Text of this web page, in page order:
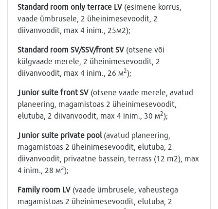
Standard room only terrace LV (esimene korrus,
vaade ümbrusele, 2 üheinimesevoodit, 2
diivanvoodit, max 4 inim., 25м2);
Standard room SV/SSV/front SV (otsene või
külgvaade merele, 2 üheinimesevoodit, 2
diivanvoodit, max 4 inim., 26 м2);
Junior suite front SV (otsene vaade merele, avatud
planeering, magamistoas 2 üheinimesevoodit,
elutuba, 2 diivanvoodit, max 4 inim., 30 м2);
Junior suite private pool (avatud planeering,
magamistoas 2 üheinimesevoodit, elutuba, 2
diivanvoodit, privaatne bassein, terrass (12 m2), max
4 inim., 28 м2);
Family room LV (vaade ümbrusele, vaheustega
magamistoas 2 üheinimesevoodit, elutuba, 2